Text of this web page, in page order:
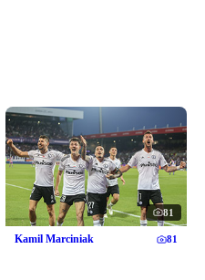
81
Kamil Marciniak 81